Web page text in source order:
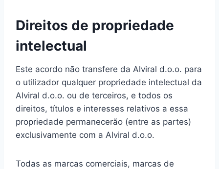
Direitos de propriedade
intelectual
Este acordo não transfere da Alviral d.o.o. para
o utilizador qualquer propriedade intelectual da
Alviral d.o.o. ou de terceiros, e todos os
direitos, títulos e interesses relativos a essa
propriedade permanecerão (entre as partes)
exclusivamente com a Alviral d.o.o.
Todas as marcas comerciais, marcas de